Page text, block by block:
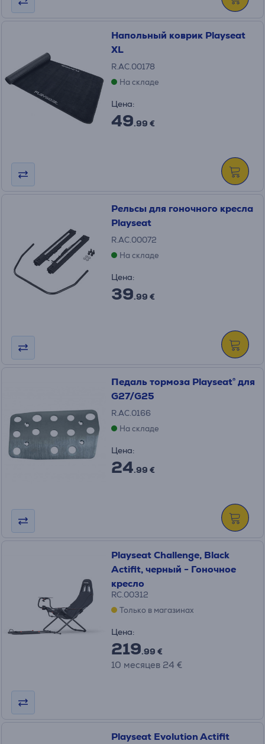
Напольный коврик Playseat
XL
R.AC.00178
На складе
Цена:
49.99 €
Рельсы для гоночного кресла
Playseat
R.AC.00072
На складе
Цена:
39.99 €
Педаль тормоза Playseat® для
G27/G25
R.AC.0166
На складе
Цена:
24.99 €
Playseat Challenge, Black
Actifit, черный - Гоночное
кресло
RC.00312
Только в магазинах
Цена:
219.99 €
10 месяцев 24 €
Playseat Evolution Actifit